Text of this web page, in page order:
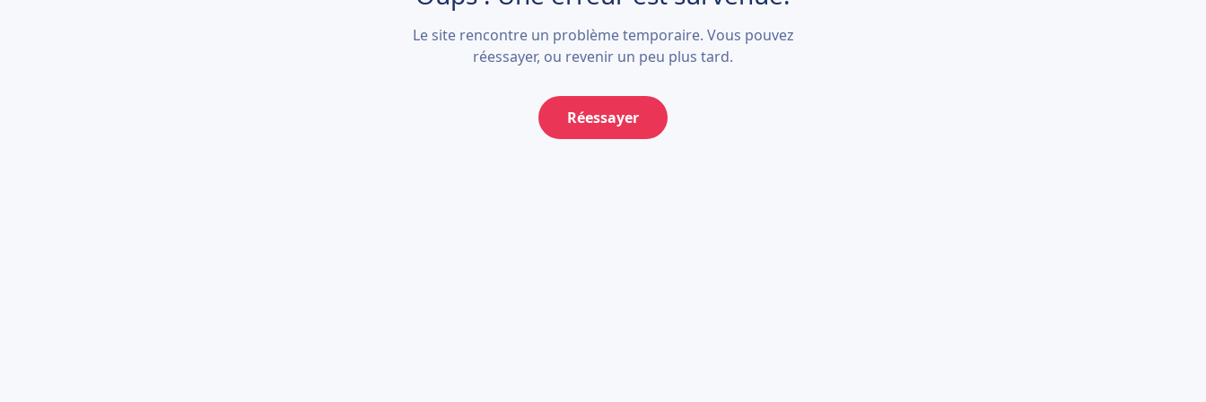
Le site rencontre un problème temporaire. Vous pouvez
réessayer, ou revenir un peu plus tard.
Réessayer